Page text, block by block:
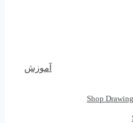
آموزش